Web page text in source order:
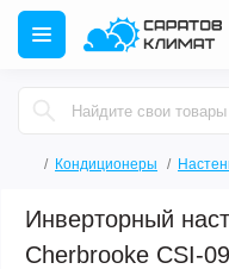
Кондиционеры
Инверторный
Cherbrooke CSI-